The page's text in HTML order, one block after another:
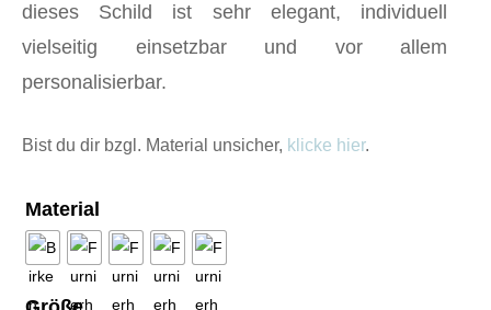
dieses Schild ist sehr elegant, individuell
vielseitig einsetzbar und vor allem
personalisierbar.
Bist du dir bzgl. Material unsicher, klicke hier.
Material